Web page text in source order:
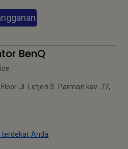
BenQ
Jl. Letjen S. Parman kav. 77,
Anda